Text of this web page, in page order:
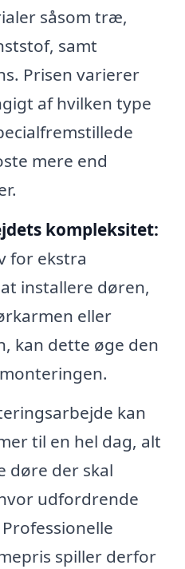
såsom træ,
samt
Prisen varierer
af hvilken type
mere end
kompleksitet:
for ekstra
installere døren,
eller
kan dette øge den
kan
til en hel dag, alt
døre der skal
udfordrende
spiller derfor